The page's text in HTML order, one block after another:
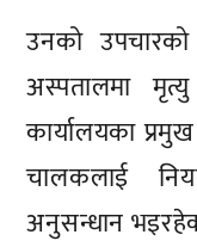
उनको उपचारको
अस्पतालमा
कार्यालयका
चालकलाई
अनुसन्धान